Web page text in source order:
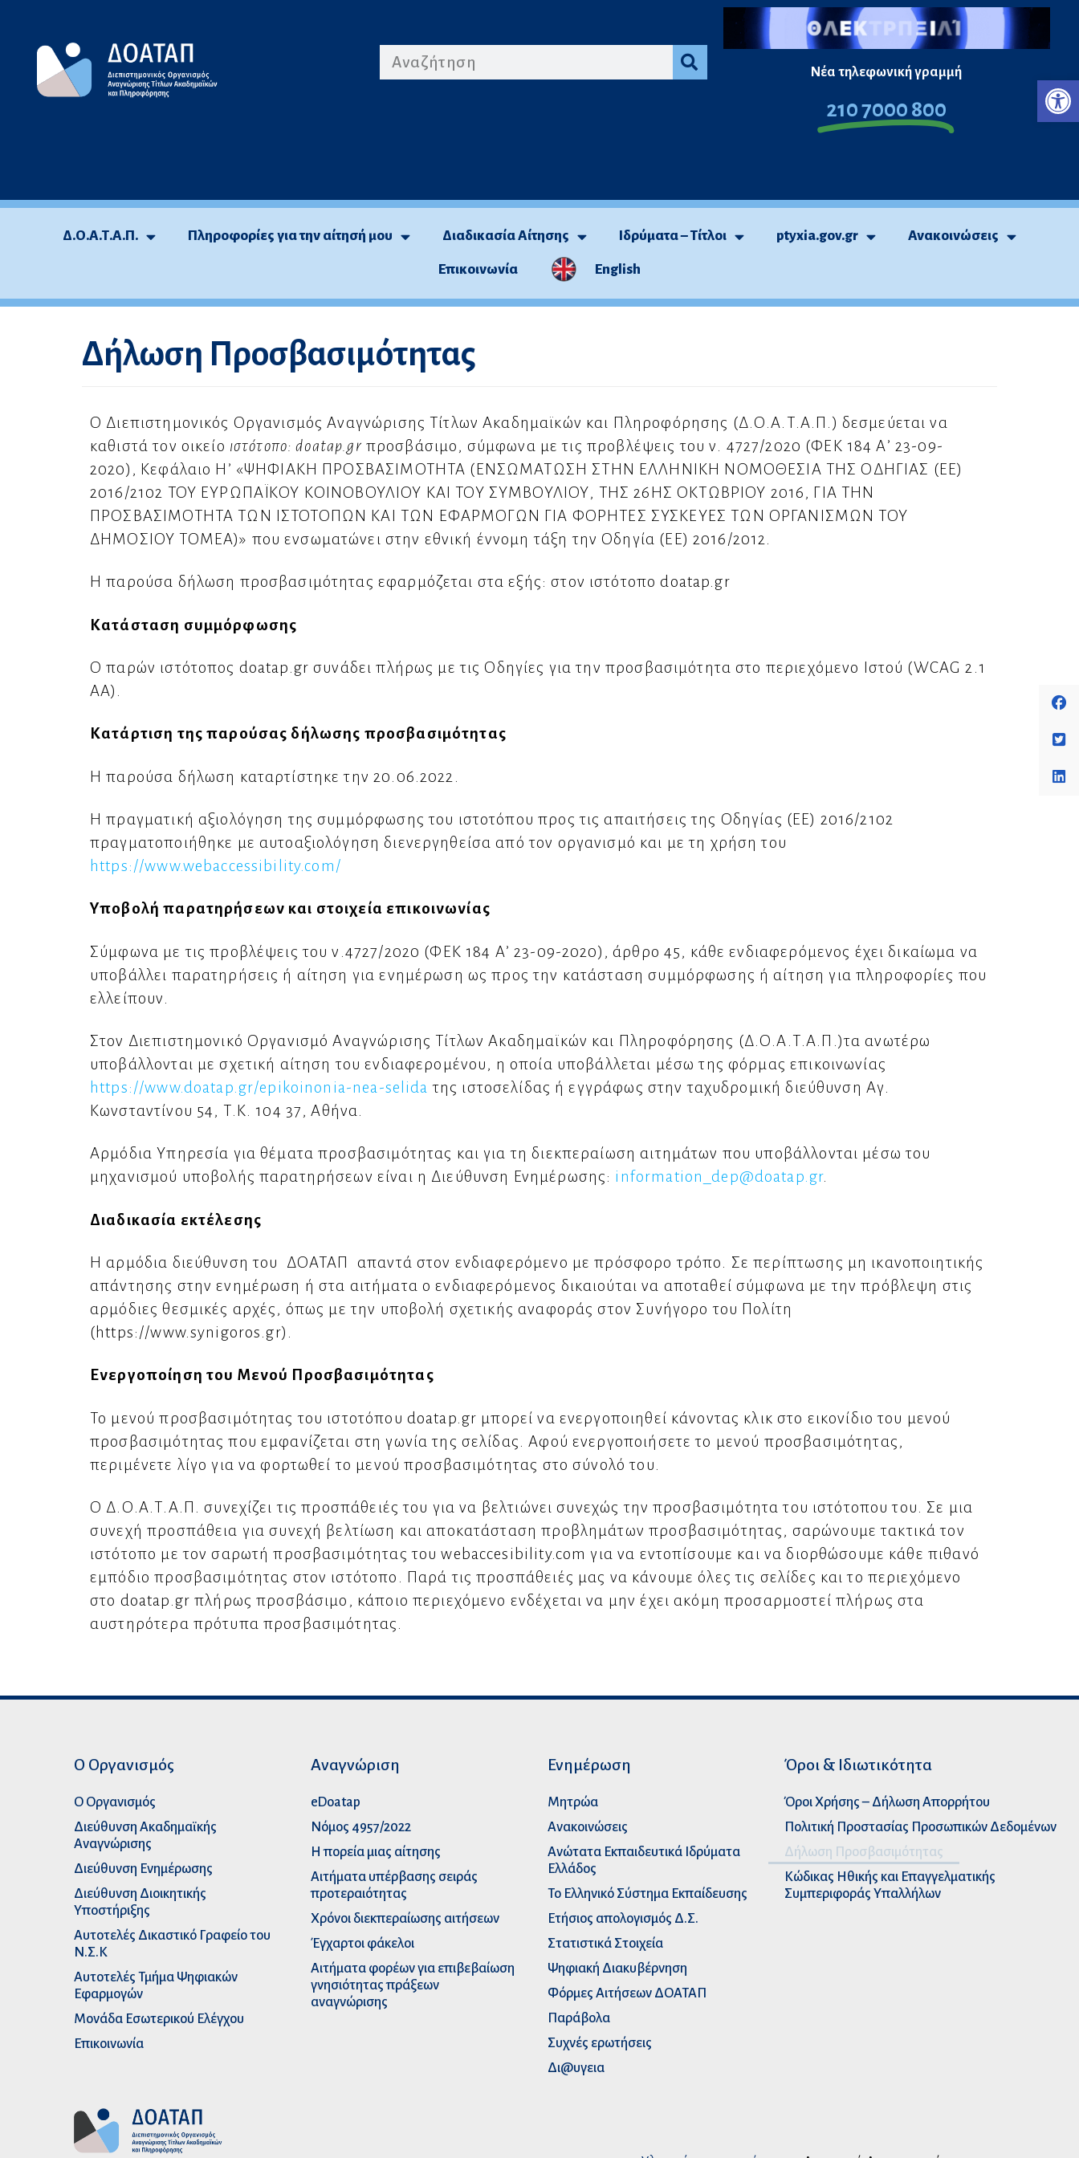
περιεχόμενο
Νέα τηλεφωνική γραμμή
210 7000 800
Δ.Ο.Α.Τ.Α.Π. Πληροφορίες για την αίτησή μου Διαδικασία Αίτησης Ιδρύματα – Τίτλοι ptyxia.gov.gr Ανακοινώσεις
Επικοινωνία English
Δήλωση Προσβασιμότητας
Ο Διεπιστημονικός Οργανισμός Αναγνώρισης Τίτλων Ακαδημαϊκών και Πληροφόρησης (Δ.Ο.Α.Τ.Α.Π.) δεσμεύεται να
καθιστά τον οικείο ιστότοπο: doatap.gr προσβάσιμο, σύμφωνα με τις προβλέψεις του ν. 4727/2020 (ΦΕΚ 184 Α’ 23-09-
2020), Κεφάλαιο Η’ «ΨΗΦΙΑΚΗ ΠΡΟΣΒΑΣΙΜΟΤΗΤΑ (ΕΝΣΩΜΑΤΩΣΗ ΣΤΗΝ ΕΛΛΗΝΙΚΗ ΝΟΜΟΘΕΣΙΑ ΤΗΣ ΟΔΗΓΙΑΣ (ΕΕ)
2016/2102 ΤΟΥ ΕΥΡΩΠΑΪΚΟΥ ΚΟΙΝΟΒΟΥΛΙΟΥ ΚΑΙ ΤΟΥ ΣΥΜΒΟΥΛΙΟΥ, ΤΗΣ 26ΗΣ ΟΚΤΩΒΡΙΟΥ 2016, ΓΙΑ ΤΗΝ
ΠΡΟΣΒΑΣΙΜΟΤΗΤΑ ΤΩΝ ΙΣΤΟΤΟΠΩΝ ΚΑΙ ΤΩΝ ΕΦΑΡΜΟΓΩΝ ΓΙΑ ΦΟΡΗΤΕΣ ΣΥΣΚΕΥΕΣ ΤΩΝ ΟΡΓΑΝΙΣΜΩΝ ΤΟΥ
ΔΗΜΟΣΙΟΥ ΤΟΜΕΑ)» που ενσωματώνει στην εθνική έννομη τάξη την Οδηγία (ΕΕ) 2016/2012.
Η παρούσα δήλωση προσβασιμότητας εφαρμόζεται στα εξής: στον ιστότοπο doatap.gr
Κατάσταση συμμόρφωσης
Ο παρών ιστότοπος doatap.gr συνάδει πλήρως με τις Οδηγίες για την προσβασιμότητα στο περιεχόμενο Ιστού (WCAG 2.1
ΑΑ).
Κατάρτιση της παρούσας δήλωσης προσβασιμότητας
Η παρούσα δήλωση καταρτίστηκε την 20.06.2022.
Η πραγματική αξιολόγηση της συμμόρφωσης του ιστοτόπου προς τις απαιτήσεις της Οδηγίας (ΕΕ) 2016/2102
πραγματοποιήθηκε με αυτοαξιολόγηση διενεργηθείσα από τον οργανισμό και με τη χρήση του
https://www.webaccessibility.com/
Υποβολή παρατηρήσεων και στοιχεία επικοινωνίας
Σύμφωνα με τις προβλέψεις του ν.4727/2020 (ΦΕΚ 184 Α’ 23-09-2020), άρθρο 45, κάθε ενδιαφερόμενος έχει δικαίωμα να
υποβάλλει παρατηρήσεις ή αίτηση για ενημέρωση ως προς την κατάσταση συμμόρφωσης ή αίτηση για πληροφορίες που
ελλείπουν.
Στον Διεπιστημονικό Οργανισμό Αναγνώρισης Τίτλων Ακαδημαϊκών και Πληροφόρησης (Δ.Ο.Α.Τ.Α.Π.)τα ανωτέρω
υποβάλλονται με σχετική αίτηση του ενδιαφερομένου, η οποία υποβάλλεται μέσω της φόρμας επικοινωνίας
https://www.doatap.gr/epikoinonia-nea-selida της ιστοσελίδας ή εγγράφως στην ταχυδρομική διεύθυνση Αγ.
Κωνσταντίνου 54, Τ.Κ. 104 37, Αθήνα.
Αρμόδια Υπηρεσία για θέματα προσβασιμότητας και για τη διεκπεραίωση αιτημάτων που υποβάλλονται μέσω του
μηχανισμού υποβολής παρατηρήσεων είναι η Διεύθυνση Ενημέρωσης: information_dep@doatap.gr.
Διαδικασία εκτέλεσης
Η αρμόδια διεύθυνση του ΔΟΑΤΑΠ απαντά στον ενδιαφερόμενο με πρόσφορο τρόπο. Σε περίπτωσης μη ικανοποιητικής
απάντησης στην ενημέρωση ή στα αιτήματα ο ενδιαφερόμενος δικαιούται να αποταθεί σύμφωνα με την πρόβλεψη στις
αρμόδιες θεσμικές αρχές, όπως με την υποβολή σχετικής αναφοράς στον Συνήγορο του Πολίτη
(https://www.synigoros.gr).
Ενεργοποίηση του Μενού Προσβασιμότητας
Το μενού προσβασιμότητας του ιστοτόπου doatap.gr μπορεί να ενεργοποιηθεί κάνοντας κλικ στο εικονίδιο του μενού
προσβασιμότητας που εμφανίζεται στη γωνία της σελίδας. Αφού ενεργοποιήσετε το μενού προσβασιμότητας,
περιμένετε λίγο για να φορτωθεί το μενού προσβασιμότητας στο σύνολό του.
Ο Δ.Ο.Α.Τ.Α.Π. συνεχίζει τις προσπάθειές του για να βελτιώνει συνεχώς την προσβασιμότητα του ιστότοπου του. Σε μια
συνεχή προσπάθεια για συνεχή βελτίωση και αποκατάσταση προβλημάτων προσβασιμότητας, σαρώνουμε τακτικά τον
ιστότοπο με τον σαρωτή προσβασιμότητας του webaccesibility.com για να εντοπίσουμε και να διορθώσουμε κάθε πιθανό
εμπόδιο προσβασιμότητας στον ιστότοπο. Παρά τις προσπάθειές μας να κάνουμε όλες τις σελίδες και το περιεχόμενο
στο doatap.gr πλήρως προσβάσιμο, κάποιο περιεχόμενο ενδέχεται να μην έχει ακόμη προσαρμοστεί πλήρως στα
αυστηρότερα πρότυπα προσβασιμότητας.
Ο Οργανισμός
Ο Οργανισμός
Διεύθυνση Ακαδημαϊκής
Αναγνώρισης
Διεύθυνση Ενημέρωσης
Διεύθυνση Διοικητικής
Υποστήριξης
Αυτοτελές Δικαστικό Γραφείο του
Ν.Σ.Κ
Αυτοτελές Τμήμα Ψηφιακών
Εφαρμογών
Μονάδα Εσωτερικού Ελέγχου
Επικοινωνία
Αναγνώριση
eDoatap
Νόμος 4957/2022
Η πορεία μιας αίτησης
Αιτήματα υπέρβασης σειράς
προτεραιότητας
Χρόνοι διεκπεραίωσης αιτήσεων
Έγχαρτοι φάκελοι
Αιτήματα φορέων για επιβεβαίωση
γνησιότητας πράξεων
αναγνώρισης
Ενημέρωση
Μητρώα
Ανακοινώσεις
Ανώτατα Eκπαιδευτικά Iδρύματα
Ελλάδος
Το Ελληνικό Σύστημα Εκπαίδευσης
Ετήσιος απολογισμός Δ.Σ.
Στατιστικά Στοιχεία
Ψηφιακή Διακυβέρνηση
Φόρμες Αιτήσεων ΔΟΑΤΑΠ
Παράβολα
Συχνές ερωτήσεις
Δι@υγεια
Όροι & Ιδιωτικότητα
Όροι Χρήσης – Δήλωση Απορρήτου
Πολιτική Προστασίας Προσωπικών Δεδομένων
Δήλωση Προσβασιμότητας
Κώδικας Ηθικής και Επαγγελματικής
Συμπεριφοράς Υπαλλήλων